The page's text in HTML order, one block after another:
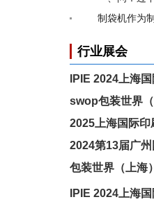
行业展会
IPIE 2024上海
swop包装世界
2025上海国际印
2024第13届广
包装世界（上海
IPIE 2024上海